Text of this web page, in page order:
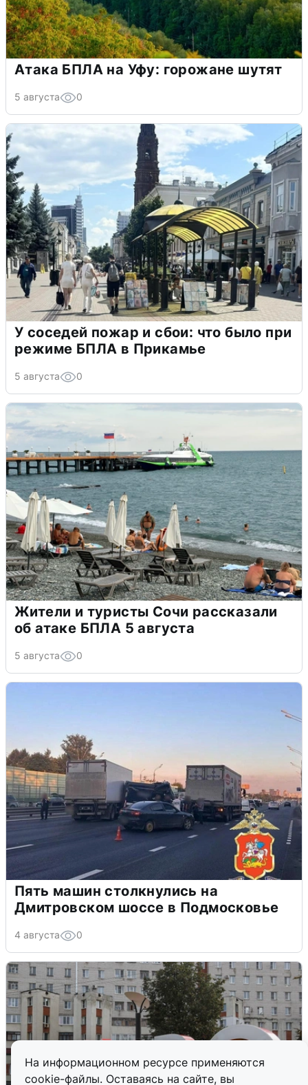
На информационном ресурсе применяются
cookie-файлы. Оставаясь на сайте, вы
Атака БПЛА на Уфу: горожане шутят
5 августа 0
У соседей пожар и сбои: что было при
режиме БПЛА в Прикамье
5 августа 0
Жители и туристы Сочи рассказали
об атаке БПЛА 5 августа
5 августа 0
Пять машин столкнулись на
Дмитровском шоссе в Подмосковье
4 августа 0